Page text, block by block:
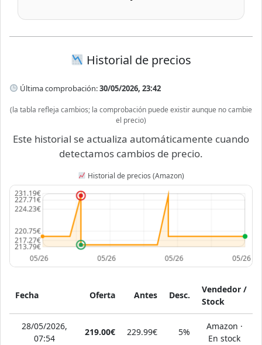
Historial de precios
Última comprobación:30/05/2026, 23:42
(la tabla refleja cambios; la comprobación puede existir aunque no cambie
el precio)
Este historial se actualiza automáticamente cuando
detectamos cambios de precio.
Historial de precios (Amazon)
Fecha Oferta Antes Desc.
Vendedor /
Stock
28/05/2026,
07:54
219.00€ 229.99€ 5%
Amazon ·
En stock